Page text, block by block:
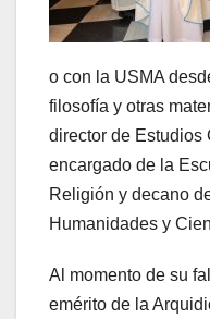
o con la USMA
filosofía y otras
director de Estudios
encargado de la
Religión y decano
Humanidades y
Al momento de su
emérito de la